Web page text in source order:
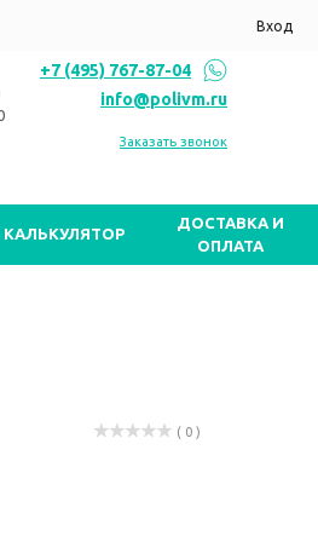
Вход
+7 (495) 767-87-04
info@polivm.ru
Заказать звонок
КАЛЬКУЛЯТОР
ДОСТАВКА И
ОПЛАТА
( 0 )